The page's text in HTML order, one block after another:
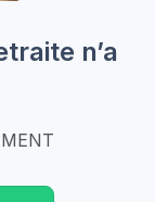
n’a